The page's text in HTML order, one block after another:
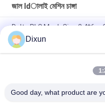
জাল ldালাই মেশিন চাঙ্গা
Delta PLC Mesh Size 2.4*6m
Welding Machine
Mesh Size 200*200mm
Dixun
Good day, what product are